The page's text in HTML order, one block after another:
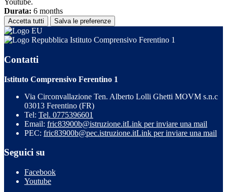
Youtube.
Durata: 6 months
Accetta tutti Salva le preferenze
Istituto Comprensivo Ferentino 1
Contatti
Istituto Comprensivo Ferentino 1
Via Circonvallazione Ten. Alberto Lolli Ghetti MOVM s.n.c
03013 Ferentino (FR)
Tel: Tel. 0775396601
Email: fric83900b@istruzione.itLink per inviare una mail
PEC: fric83900b@pec.istruzione.itLink per inviare una mail
Seguici su
Facebook
Youtube